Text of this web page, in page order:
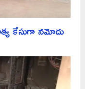
కేసుగా నమోదు